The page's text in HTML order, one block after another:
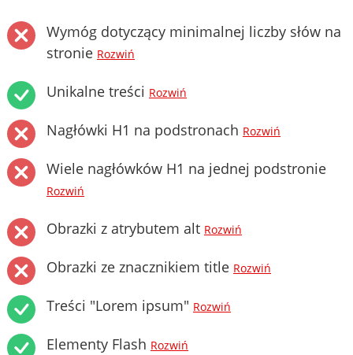
Wymóg dotyczący minimalnej liczby słów na
stronie Rozwiń
Unikalne treści Rozwiń
Nagłówki H1 na podstronach Rozwiń
Wiele nagłówków H1 na jednej podstronie
Rozwiń
Obrazki z atrybutem alt Rozwiń
Obrazki ze znacznikiem title Rozwiń
Treści "Lorem ipsum" Rozwiń
Elementy Flash Rozwiń